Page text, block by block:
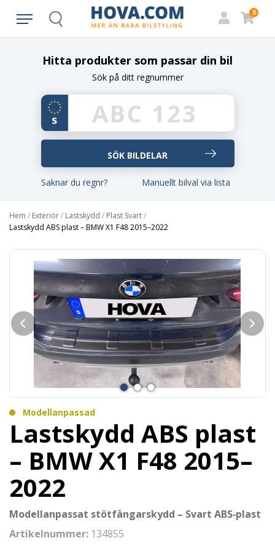
Search
0
Hitta produkter som passar din bil
Sök på ditt regnummer
Saknar du regnr? Manuellt bilval via lista
Hem / Exteriör/ Lastskydd / Plast Svart/
Lastskydd ABS plast – BMW X1 F48 2015–2022
Modellanpassad
Lastskydd ABS plast
– BMW X1 F48 2015–
2022
Modellanpassat stötfångarskydd – Svart ABS‑plast
Artikelnummer: 134855